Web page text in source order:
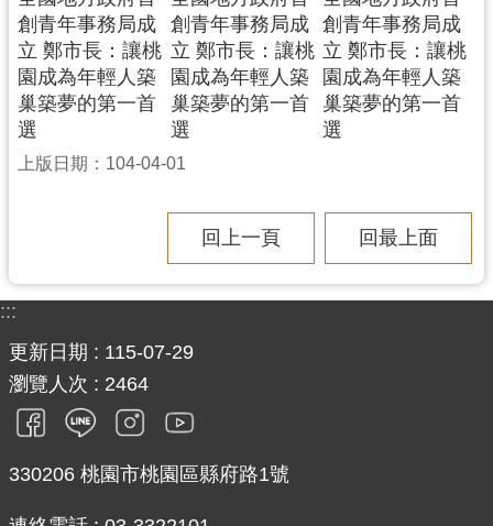
創青年事務局成
立 鄭市長：讓桃
園成為年輕人築
巢築夢的第一首
選
創青年事務局成
立 鄭市長：讓桃
園成為年輕人築
巢築夢的第一首
選
創青年事務局成
立 鄭市長：讓桃
園成為年輕人築
巢築夢的第一首
選
上版日期：104-04-01
回上一頁 回最上面
:::
更新日期
115-07-29
瀏覽人次
2464
330206 桃園市桃園區縣府路1號